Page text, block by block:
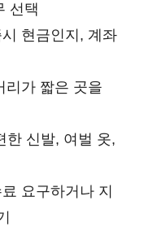
선택
현금인지, 계좌
리가 짧은 곳을
한 신발, 여벌 옷,
요구하거나 지